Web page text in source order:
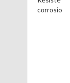
corrosion